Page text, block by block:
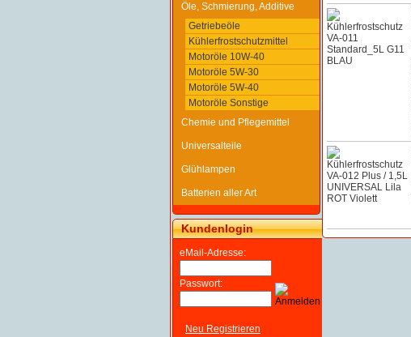
Öle, Schmierung, Additive
Getriebeöle
Kühlerfrostschutzmittel
Motoröle 10W-40
Motoröle 5W-30
Motoröle 5W-40
Motoröle Sonstige
Chemie und Pflegemittel
Universalteile
Glühlampen
Batterien aller Art
Kundenlogin
eMail-Adresse:
Passwort:
Neu Registrieren